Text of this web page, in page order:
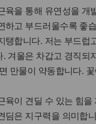
육을 통해 유연성을 개
하고 부드러울수록 좋
탱합니다. 저는 부드럽
겨울은 차갑고 경직되
만물이 약동합니다.
육이 견딜 수 있는 힘
딤은 지구력을 의미합